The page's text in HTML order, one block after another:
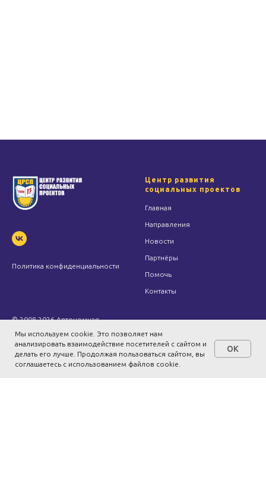
Мы используем cookie. Это позволяет нам
анализировать взаимодействие посетителей с сайтом и
делать его лучше. Продолжая пользоваться сайтом, вы
соглашаетесь с использованием файлов cookie.
OK
Политика конфиденциальности
© 2008-2026 Автономная
некоммерческая организация
Центр развития социальных
проектов
Центр развития
социальных проектов
Главная
Направления
Новости
Партнёры
Помочь
Контакты